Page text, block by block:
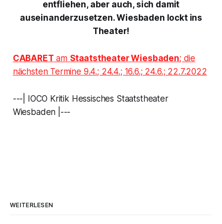
entfliehen, aber auch, sich damit
auseinanderzusetzen. Wiesbaden lockt ins
Theater!
CABARET am Staatstheater Wiesbaden; die
nächsten Termine 9.4.; 24.4.; 16.6.; 24.6.; 22.7.2022
---| IOCO Kritik Hessisches Staatstheater
Wiesbaden |---
WEITERLESEN